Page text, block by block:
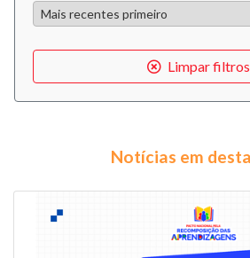
Limpar filtros
Notícias em